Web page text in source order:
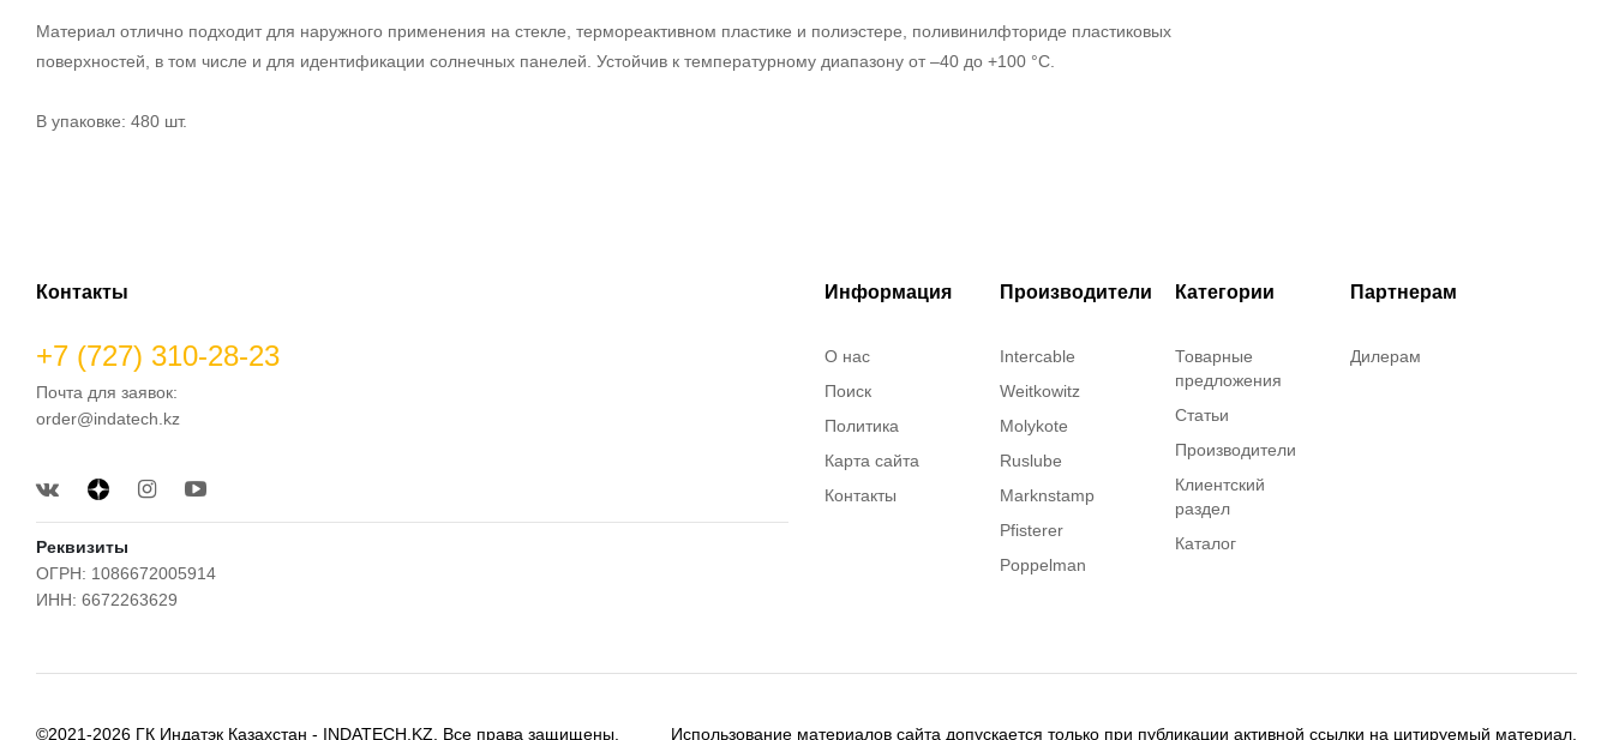
Материал отлично подходит для наружного применения на стекле, термореактивном пластике и полиэстере, поливинилфториде пластиковых
поверхностей, в том числе и для идентификации солнечных панелей. Устойчив к температурному диапазону от –40 до +100 °С.
В упаковке: 480 шт.
Контакты
+7 (727) 310-28-23
Почта для заявок:
order@indatech.kz
Реквизиты
ОГРН: 1086672005914
ИНН: 6672263629
Информация
О нас
Поиск
Политика
Карта сайта
Контакты
Производители
Intercable
Weitkowitz
Molykote
Ruslube
Marknstamp
Pfisterer
Poppelman
Brady
Категории
Товарные
предложения
Статьи
Производители
Клиентский
раздел
Каталог
Партнерам
Дилерам
©2021-2026 ГК Индатэк Казахстан - INDATECH.KZ. Все права защищены. Использование материалов сайта допускается только при публикации активной ссылки на цитируемый материал.